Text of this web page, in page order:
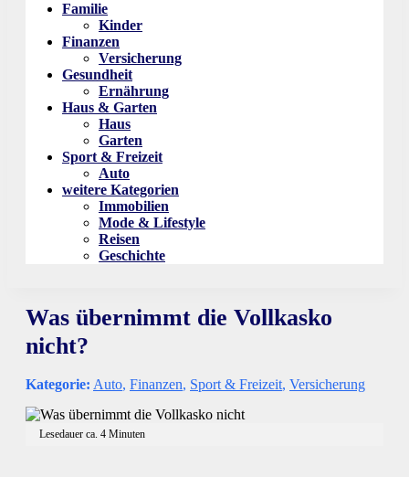
Familie
Kinder
Finanzen
Versicherung
Gesundheit
Ernährung
Haus & Garten
Haus
Garten
Sport & Freizeit
Auto
weitere Kategorien
Immobilien
Mode & Lifestyle
Reisen
Geschichte
Was übernimmt die Vollkasko
nicht?
Kategorie: Auto, Finanzen, Sport & Freizeit, Versicherung
Lesedauer ca. 4 Minuten